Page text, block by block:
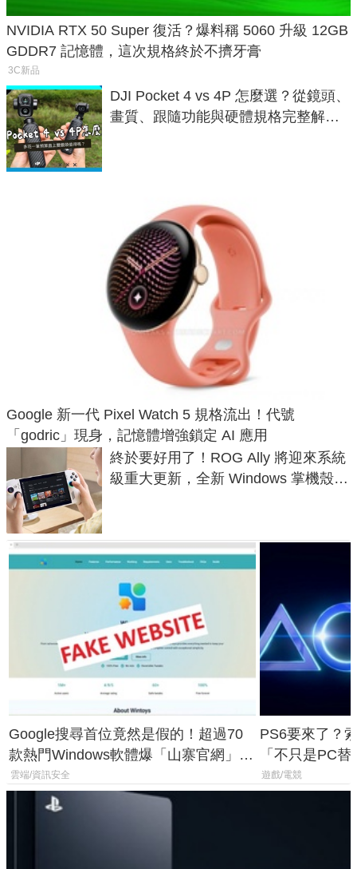
NVIDIA RTX 50 Super 復活？爆料稱 5060 升級 12GB
GDDR7 記憶體，這次規格終於不擠牙膏
3C新品
DJI Pocket 4 vs 4P 怎麼選？從鏡頭、
畫質、跟隨功能與硬體規格完整解
Google 新一代 Pixel Watch 5 規格流出！代號
「godric」現身，記憶體增強鎖定 AI 應用
終於要好用了！ROG Ally 將迎來系統
級重大更新，全新 Windows 掌機殼模
Google搜尋首位竟然是假的！超過70
款熱門Windows軟體爆「山寨官網」危
機
雲端/資訊安全
PS6要來了？
「不只是PC
廳、進軍電競
遊戲/電競